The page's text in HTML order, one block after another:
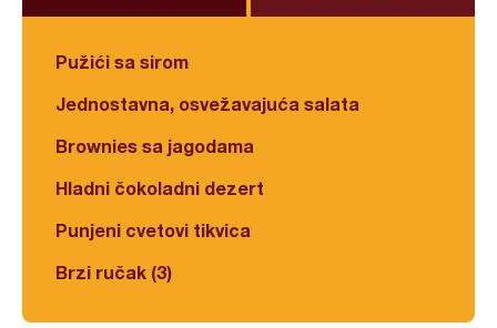
Pužići sa sirom
Jednostavna, osvežavajuća salata
Brownies sa jagodama
Hladni čokoladni dezert
Punjeni cvetovi tikvica
Brzi ručak (3)